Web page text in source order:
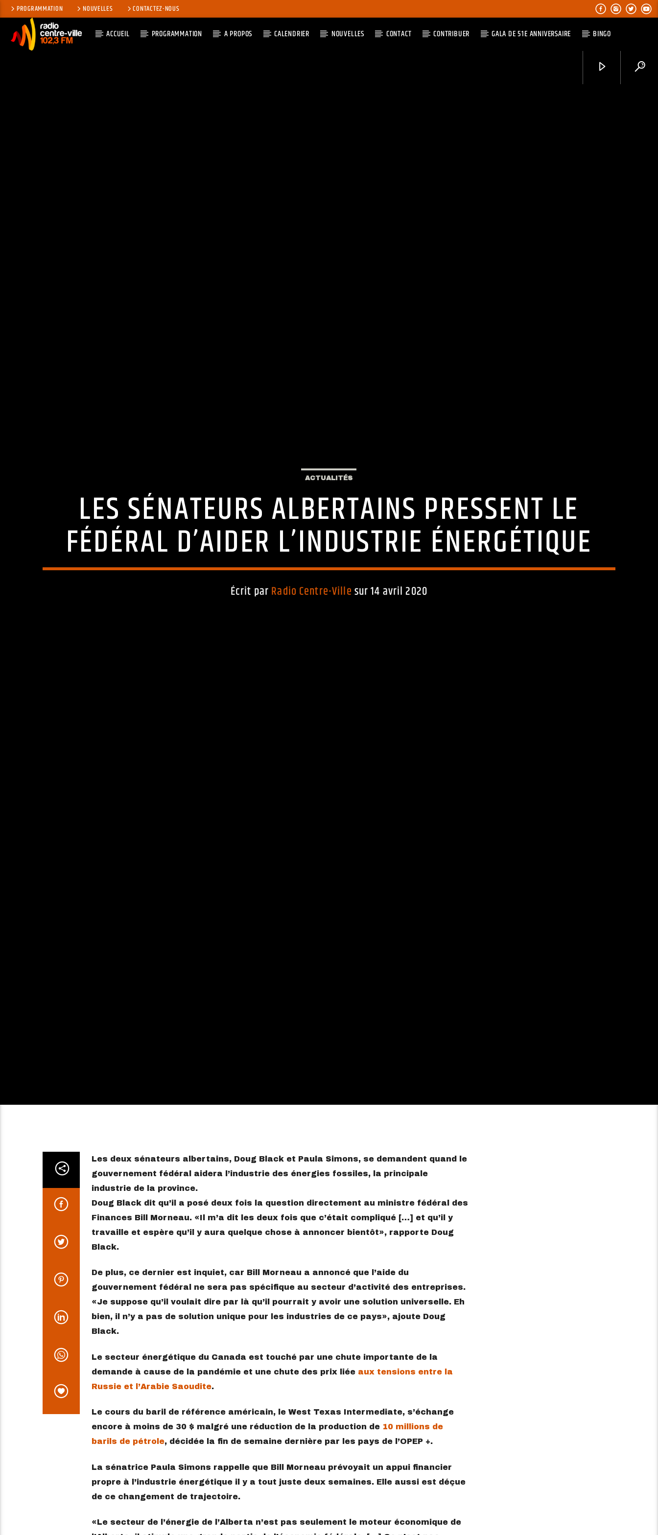
PROGRAMMATION NOUVELLES CONTACTEZ-NOUS
ACCUEIL PROGRAMMATION A PROPOS CALENDRIER NOUVELLES CONTACT CONTRIBUER GALA DE 51E ANNIVERSAIRE BINGO
ACTUALITÉS
LES SÉNATEURS ALBERTAINS PRESSENT LE
FÉDÉRAL D’AIDER L’INDUSTRIE ÉNERGÉTIQUE
Écrit par Radio Centre-Ville sur 14 avril 2020
Les deux sénateurs albertains, Doug Black et Paula Simons, se demandent quand le
gouvernement fédéral aidera l’industrie des énergies fossiles, la principale
industrie de la province.
Doug Black dit qu’il a posé deux fois la question directement au ministre fédéral des
Finances Bill Morneau.
Il m’a dit les deux fois que c’était compliqué […] et qu’il y
travaille et espère qu’il y aura quelque chose à annoncer bientôt
, rapporte Doug
Black.
De plus, ce dernier est inquiet, car Bill Morneau a annoncé que l’aide du
gouvernement fédéral ne sera pas spécifique au secteur d’activité des entreprises.
Je suppose qu’il voulait dire par là qu’il pourrait y avoir une solution universelle. Eh
bien, il n’y a pas de solution unique pour les industries de ce pays
, ajoute Doug
Black.
Le secteur énergétique du Canada est touché par une chute importante de la
demande à cause de la pandémie et une chute des prix liée aux tensions entre la
Russie et l’Arabie Saoudite.
Le cours du baril de référence américain, le West Texas Intermediate, s’échange
encore à moins de 30 $ malgré une réduction de la production de 10 millions de
barils de pétrole, décidée la fin de semaine dernière par les pays de l’OPEP +.
La sénatrice Paula Simons rappelle que Bill Morneau prévoyait un appui financier
propre à l’industrie énergétique il y a tout juste deux semaines. Elle aussi est déçue
de ce changement de trajectoire.
Le secteur de l’énergie de l’Alberta n’est pas seulement le moteur économique de